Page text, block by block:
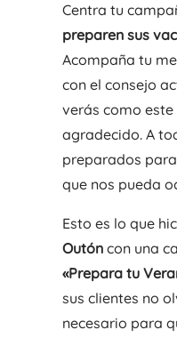
Centra tu
preparen sus
Acompaña tu
con el consejo
verás como
agradecido. A
preparados
que nos pueda
Esto es lo que
Outóncon una
«Prepara tu
sus clientes no
necesario para